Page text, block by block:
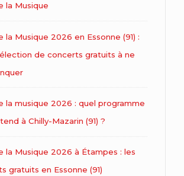
la Musique
la Musique 2026 en Essonne (91) :
de concerts gratuits à ne
la musique 2026 : quel programme
à Chilly-Mazarin (91) ?
la Musique 2026 à Étampes : les
gratuits en Essonne (91)